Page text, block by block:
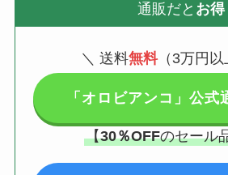
通販だと お得
＼ 送料無料（3万円以
「オロビアンコ」公式
【30％OFFのセール